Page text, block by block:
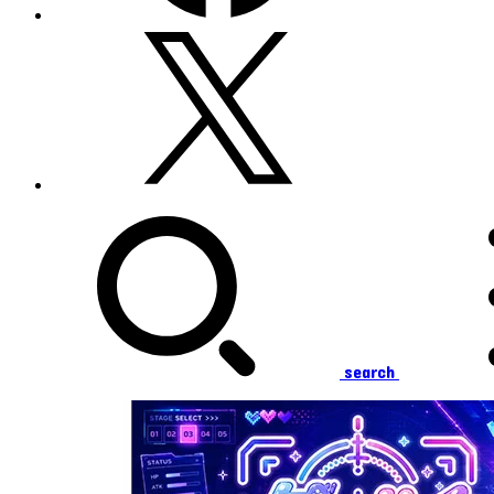
search